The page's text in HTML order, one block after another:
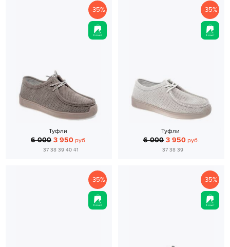
-35%
Туфли
6 000 3 950 руб.
37 38 39 40 41
-35%
Туфли
6 000 3 950 руб.
37 38 39
-35% -35%